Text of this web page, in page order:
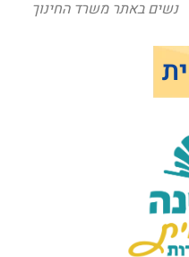
נשים באתר משרד החינוך